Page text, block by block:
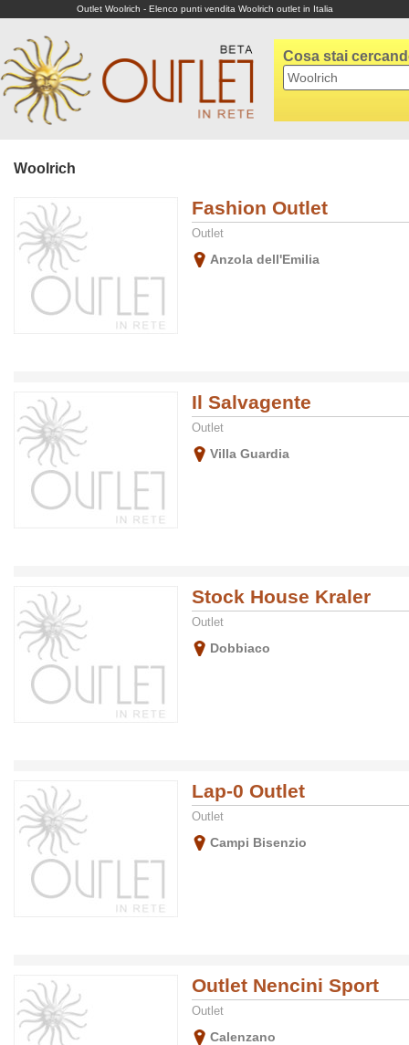
Outlet Woolrich - Elenco punti vendita Woolrich outlet in Italia
Cosa stai
Woolrich
Fashion Outlet
Outlet
Anzola dell'Emilia
Il Salvagente
Outlet
Villa Guardia
Stock House Kraler
Outlet
Dobbiaco
Lap-0 Outlet
Outlet
Campi Bisenzio
Outlet Nencini Sport
Outlet
Calenzano